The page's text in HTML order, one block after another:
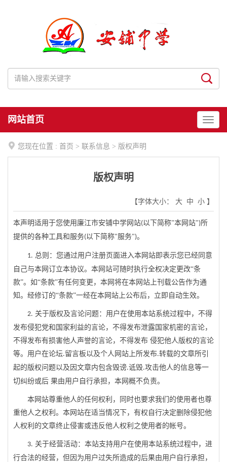
网站首页
 您现在位置 : 首页 > 联系信息 > 版权声明
版权声明
【字体大小： 大 中 小 】
本声明适用于您使用 廉江市安铺中学网站(以下简称"本网站")所
提供的各种工具和服务(以下简称"服务")。
1. 总则：您通过用户注册页面进入本网站即表示您已经同意
自己与本网订立本协议。本网站可随时执行全权决定更改“条
款”。如“条款”有任何变更，本网将在本网站上刊载公告作为通
知。经修订的“条款”一经在本网站上公布后，立即自动生效。
2. 关于版权及言论问题：用户在使用本站系统过程中，不得
发布侵犯党和国家利益的言论，不得发布泄露国家机密的言论，
不得发布有损害他人声誉的言论，不得发布 侵犯他人版权的言论
等。用户在论坛.留言板以及个人网站上所发布.转载的文章所引
起的版权问题以及因文章内包含毁谤.诋毁.攻击他人的信息等一
切纠纷或后 果由用户自行承担，本网概不负责。
本网站尊重他人的任何权利，同时也要求我们的使用者也尊
重他人之权利。本网站在适当情况下，有权自行决定删除侵犯他
人权利的文章终止侵害或违反他人权利之使用者的帐号。
3. 关于经营活动：本站支持用户在使用本站系统过程中，进
行合法的经营，但因为用户过失所造成的后果由用户自行承担，